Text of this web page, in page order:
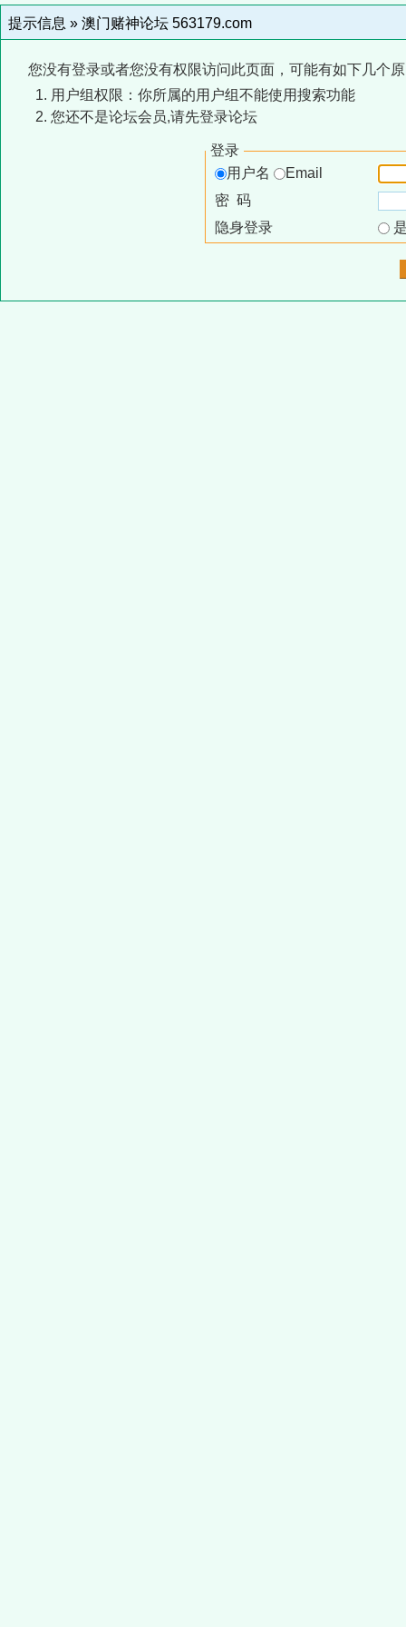
提示信息 » 澳门赌神论坛 563179.com
您没有登录或者您没有权限访问此页面，可能有如下几个
用户组权限：你所属的用户组不能使用搜索功能
您还不是论坛会员,请先登录论坛
登录
用户名
Email
密 码
隐身登录